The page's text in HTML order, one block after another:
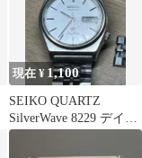
現在 ¥ 1,100
SEIKO QUARTZ
SilverWave 8229 デイデ
イト レア 稼働